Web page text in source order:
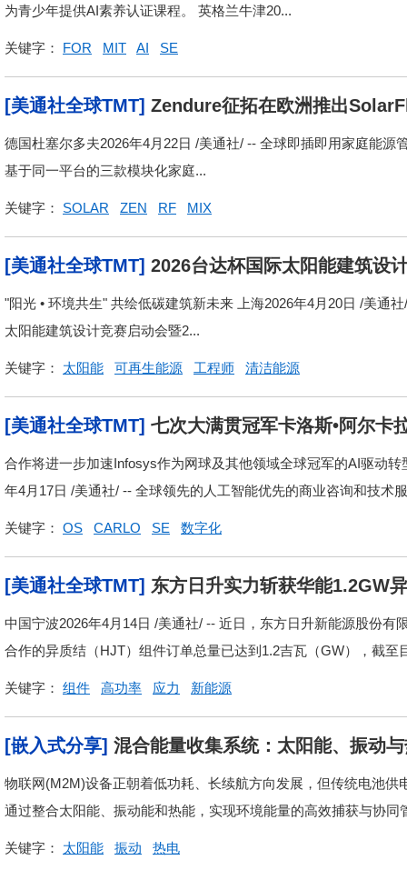
为青少年提供AI素养认证课程。 英格兰牛津20...
关键字： FOR MIT AI SE
[美通社全球TMT] Zendure征拓在欧洲推出
台，电费最高可省91%
德国杜塞尔多夫2026年4月22日 /美通社/ -- 全球即插即用家庭能
基于同一平台的三款模块化家庭...
关键字： SOLAR ZEN RF MIX
[美通社全球TMT] 2026台达杯国际太阳能建筑设
"阳光 • 环境共生" 共绘低碳建筑新未来 上海2026年4月20日 /美通
太阳能建筑设计竞赛启动会暨2...
关键字： 太阳能 可再生能源 工程师 清洁能源
[美通社全球TMT] 七次大满贯冠军卡洛斯•阿尔
使
合作将进一步加速Infosys作为网球及其他领域全球冠军的AI驱动
年4月17日 /美通社/ -- 全球领先的人工智能优先的商业咨询和技术
关键字： OS CARLO SE 数字化
[美通社全球TMT] 东方日升实力斩获华能1.2GW
中国宁波2026年4月14日 /美通社/ -- 近日，东方日升新能源股份
合作的异质结（HJT）组件订单总量已达到1.2吉瓦（GW），截至
关键字： 组件 高功率 应力 新能源
[嵌入式分享] 混合能量收集系统：太阳能、振动
物联网(M2M)设备正朝着低功耗、长续航方向发展，但传统电池
通过整合太阳能、振动能和热能，实现环境能量的高效捕获与协
关键字： 太阳能 振动 热电